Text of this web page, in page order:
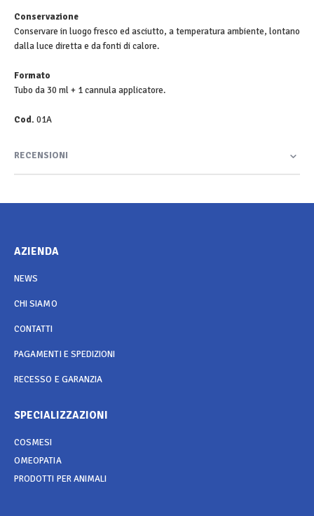
Conservazione
Conservare in luogo fresco ed asciutto, a temperatura ambiente, lontano
dalla luce diretta e da fonti di calore.
Formato
Tubo da 30 ml + 1 cannula applicatore.
Cod. 01A
RECENSIONI
AZIENDA
NEWS
CHI SIAMO
CONTATTI
PAGAMENTI E SPEDIZIONI
RECESSO E GARANZIA
SPECIALIZZAZIONI
COSMESI
OMEOPATIA
PRODOTTI PER ANIMALI